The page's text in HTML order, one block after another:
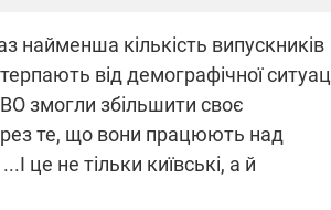
найменша кількість випускників
від демографічної
змогли збільшити своє
те, що вони працюють над
це не тільки київські, а й
11.08.2025 15:16